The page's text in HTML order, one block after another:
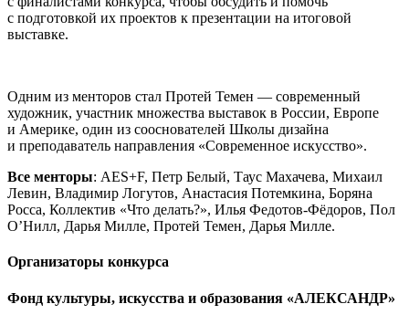
с подготовкой их проектов к презентации на итоговой
выставке.
Одним из менторов стал Протей Темен — современный
художник, участник множества выставок в России, Европе
и Америке, один из сооснователей Школы дизайна
и преподаватель направления «Современное искусство».
Все менторы: AES+F, Петр Белый, Таус Махачева, Михаил
Левин, Владимир Логутов, Анастасия Потемкина, Боряна
Росса, Коллектив «Что делать?», Илья Федотов-Фёдоров, Пол
О’Нилл, Дарья Милле, Протей Темен, Дарья Милле.
Организаторы конкурса
Фонд культуры, искусства и образования «АЛЕКСАНДР»